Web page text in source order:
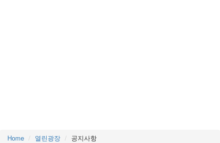
Home 열린광장 공지사항